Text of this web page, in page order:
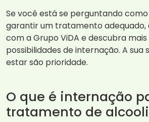
Se você está se perguntando
garantir um tratamento
com a Grupo ViDA e descubra
possibilidades de internação. A sua
estar são prioridade.
O que é internação
tratamento de